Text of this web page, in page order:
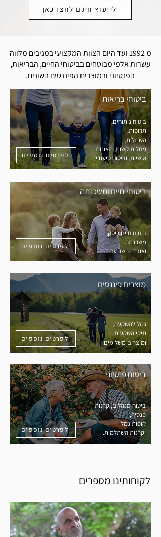
לייעוץ חינם לחצו כאן
מ 1992 ועד היום הצוות המקצועי במניבים מלווה
עשרות אלפי מבוטחים בביטוחי החיים, הבריאות,
הפנסיוני ובמוצרים הפיננסים השונים.
ביטוחי בריאות
לפרטים נוספים
ביטוח ניתוחים,
תרופות,
השתלות,
מחלות קשות, תאונות
אישיות, וביטוח סיעודי.
ביטוחי חיים ומשכנתה
לפרטים נוספים
ביטוח חיים ריסק,
משכנתה
ואובדן כושר עבודה.
מוצרים פיננסים
לפרטים נוספים
גמל להשקעה,
תיקי השקעות
ומוצרים משלימים.
ביטוח פנסיוני
לפרטים נוספים
ביטוח מנהלים, קרנות
פנסיה,
קופות גמל
וקרנות השתלמות.
לקוחותינו מספרים